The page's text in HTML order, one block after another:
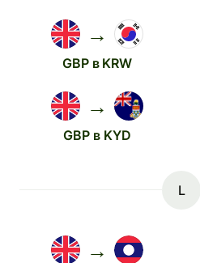
→
GBP в KRW
→
GBP в KYD
L
→